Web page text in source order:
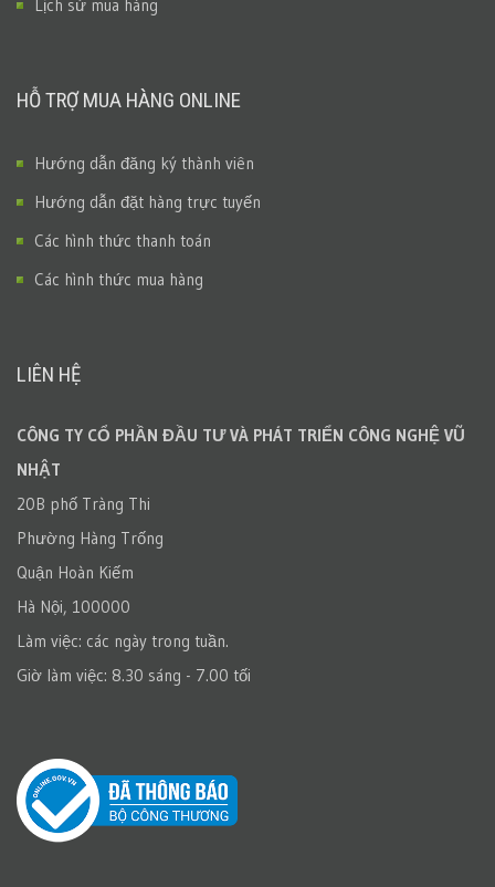
Lịch sử mua hàng
HỖ TRỢ MUA HÀNG ONLINE
Hướng dẫn đăng ký thành viên
Hướng dẫn đặt hàng trực tuyến
Các hình thức thanh toán
Các hình thức mua hàng
LIÊN HỆ
CÔNG TY CỔ PHẦN ĐẦU TƯ VÀ PHÁT TRIỂN CÔNG NGHỆ VŨ
NHẬT
20B phố Tràng Thi
Phường Hàng Trống
Quận Hoàn Kiếm
Hà Nội, 100000
Làm việc: các ngày trong tuần.
Giờ làm việc: 8.30 sáng - 7.00 tối